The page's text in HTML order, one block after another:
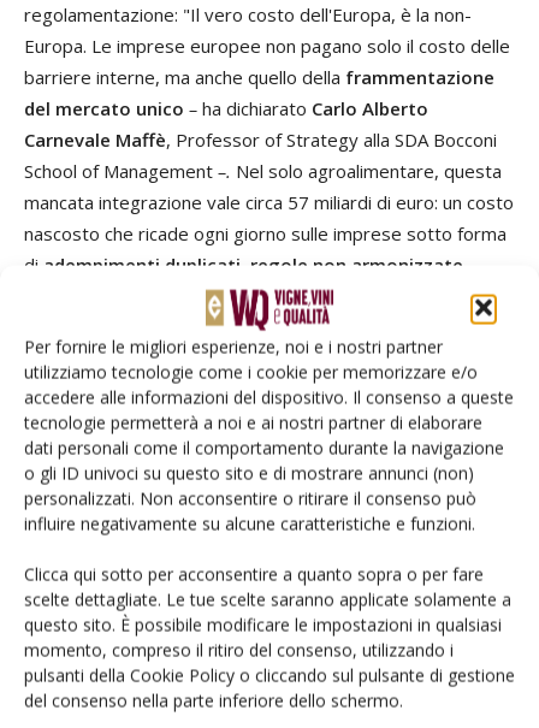
Per fornire le migliori esperienze, noi e i nostri partner
utilizziamo tecnologie come i cookie per memorizzare e/o
accedere alle informazioni del dispositivo. Il consenso a queste
tecnologie permetterà a noi e ai nostri partner di elaborare
dati personali come il comportamento durante la navigazione
o gli ID univoci su questo sito e di mostrare annunci (non)
personalizzati. Non acconsentire o ritirare il consenso può
influire negativamente su alcune caratteristiche e funzioni.
Clicca qui sotto per acconsentire a quanto sopra o per fare
scelte dettagliate. Le tue scelte saranno applicate solamente a
questo sito. È possibile modificare le impostazioni in qualsiasi
momento, compreso il ritiro del consenso, utilizzando i
pulsanti della Cookie Policy o cliccando sul pulsante di gestione
del consenso nella parte inferiore dello schermo.
regolamentazione: "Il vero costo dell'Europa, è la non-
Europa. Le imprese europee non pagano solo il costo delle
barriere interne, ma anche quello della frammentazione
del mercato unico – ha dichiarato Carlo Alberto
Carnevale Maffè, Professor of Strategy alla SDA Bocconi
School of Management –. Nel solo agroalimentare, questa
mancata integrazione vale circa 57 miliardi di euro: un costo
nascosto che ricade ogni giorno sulle imprese sotto forma
di adempimenti duplicati, regole non armonizzate,
fiscalità divergente e oneri di conformità
. Per aziende
che competono su scala globale è paradossale dover
affrontare, di fatto, 27 mercati diversi all'interno
dell'Unione. Completare davvero il mercato unico non
significa solo semplificare: significarestituire
competitività alle imprese europee e liberare risorse
per innovazione, investimenti e crescita".
Facebook Twitter